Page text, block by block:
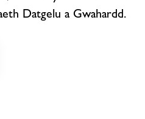
Datgelu a Gwahardd.